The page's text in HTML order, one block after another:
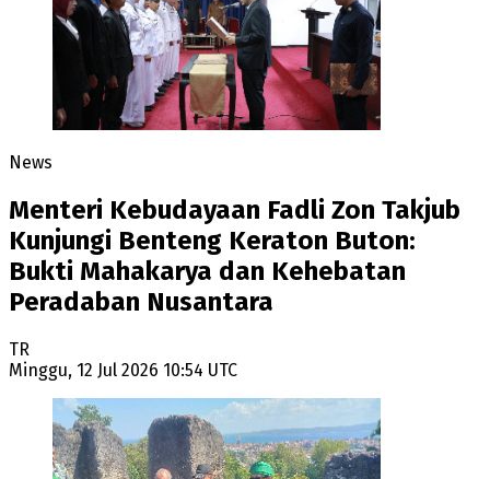
News
Menteri Kebudayaan Fadli Zon Takjub
Kunjungi Benteng Keraton Buton:
Bukti Mahakarya dan Kehebatan
Peradaban Nusantara
TR
Minggu, 12 Jul 2026 10:54 UTC